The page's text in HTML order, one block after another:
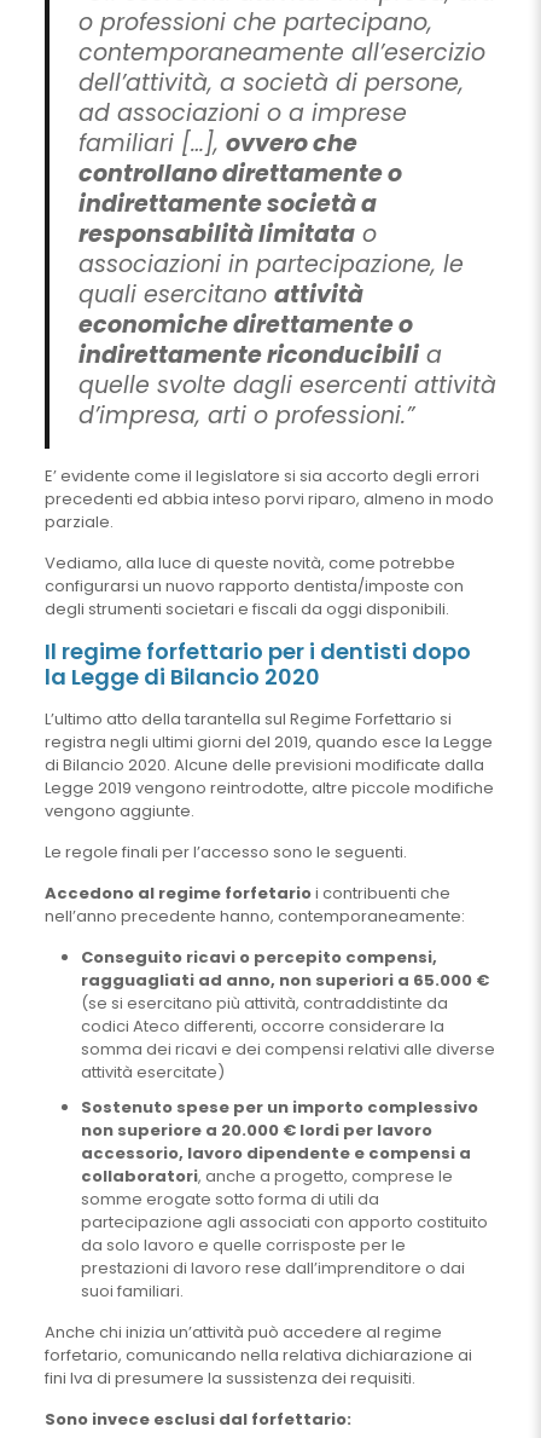
o professioni che partecipano,
contemporaneamente all’esercizio
dell’attività, a società di persone,
ad associazioni o a imprese
familiari […], ovvero che
controllano direttamente o
indirettamente società a
responsabilità limitatao
associazioni in partecipazione, le
quali esercitano attività
economiche direttamente o
indirettamente riconducibilia
quelle svolte dagli esercenti attività
d’impresa, arti o professioni.”
E’ evidente come il legislatore si sia accorto degli errori
precedenti ed abbia inteso porvi riparo, almeno in modo
parziale.
Vediamo, alla luce di queste novità, come potrebbe
configurarsi un nuovo rapporto dentista/imposte con
degli strumenti societari e fiscali da oggi disponibili.
Il regime forfettario per i dentisti dopo
la Legge di Bilancio 2020
L’ultimo atto della tarantella sul Regime Forfettario si
registra negli ultimi giorni del 2019, quando esce la Legge
di Bilancio 2020. Alcune delle previsioni modificate dalla
Legge 2019 vengono reintrodotte, altre piccole modifiche
vengono aggiunte.
Le regole finali per l’accesso sono le seguenti.
Accedono al regime forfetarioi contribuenti che
nell’anno precedente hanno, contemporaneamente:
Conseguito ricavi o percepito compensi,
ragguagliati ad anno, non superiori a 65.000 €
(se si esercitano più attività, contraddistinte da
codici Ateco differenti, occorre considerare la
somma dei ricavi e dei compensi relativi alle diverse
attività esercitate)
Sostenuto spese per un importo complessivo
non superiore a 20.000 € lordi per lavoro
accessorio, lavoro dipendente e compensi a
collaboratori, anche a progetto, comprese le
somme erogate sotto forma di utili da
partecipazione agli associati con apporto costituito
da solo lavoro e quelle corrisposte per le
prestazioni di lavoro rese dall’imprenditore o dai
suoi familiari.
Anche chi inizia un’attività può accedere al regime
forfetario, comunicando nella relativa dichiarazione ai
fini Iva di presumere la sussistenza dei requisiti.
Sono invece esclusi dal forfettario: